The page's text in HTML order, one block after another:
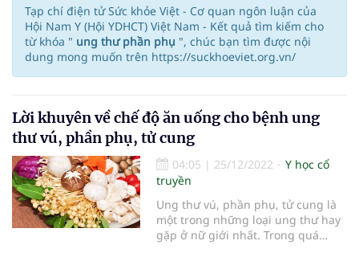
Tạp chí điện tử Sức khỏe Việt - Cơ quan ngôn luận của
Hội Nam Y (Hội YDHCT) Việt Nam - Kết quả tìm kiếm cho
từ khóa " ung thư phần phụ ", chúc bạn tìm được nội
dung mong muốn trên https://suckhoeviet.org.vn/
Lời khuyên về chế độ ăn uống cho bệnh ung
thư vú, phần phụ, tử cung
04:05 | 25/12/2022
Y học cổ
truyền
Ung thư vú, phần phụ, tử cung là
một trong những loại ung thư hay
gặp ở nữ giới nhất. Trong quá